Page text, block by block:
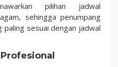
pilihan jadwal
sehingga penumpang
sesuai dengan jadwal